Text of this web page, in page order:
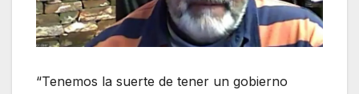
“Tenemos la suerte de tener un gobierno